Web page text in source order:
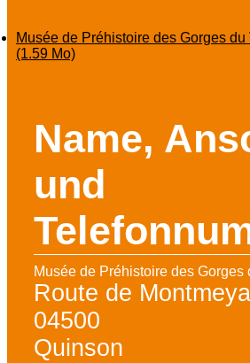
Musée de Préhistoire des Gorges
(1.59 Mo)
Name,
und
Musée de Préhistoire des Gorges
Route de
04500
Quinson